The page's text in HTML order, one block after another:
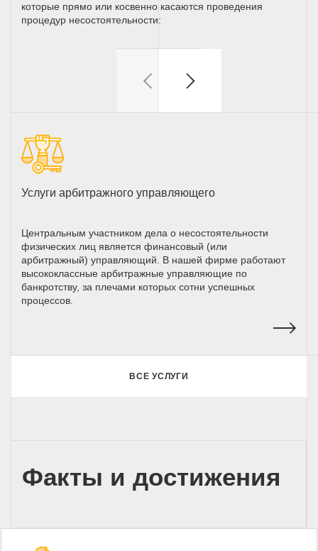
которые прямо или косвенно касаются проведения
процедур несостоятельности:
Услуги арбитражного управляющего
Центральным участником дела о несостоятельности
физических лиц является финансовый (или
арбитражный) управляющий. В нашей фирме работают
высококлассные арбитражные управляющие по
банкротству, за плечами которых сотни успешных
процессов.
ВСЕ УСЛУГИ
Факты и достижения